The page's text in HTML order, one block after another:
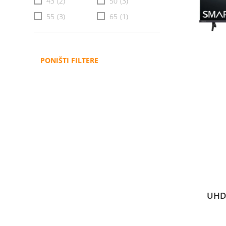
55 (3) 65 (1)
PONIŠTI FILTERE